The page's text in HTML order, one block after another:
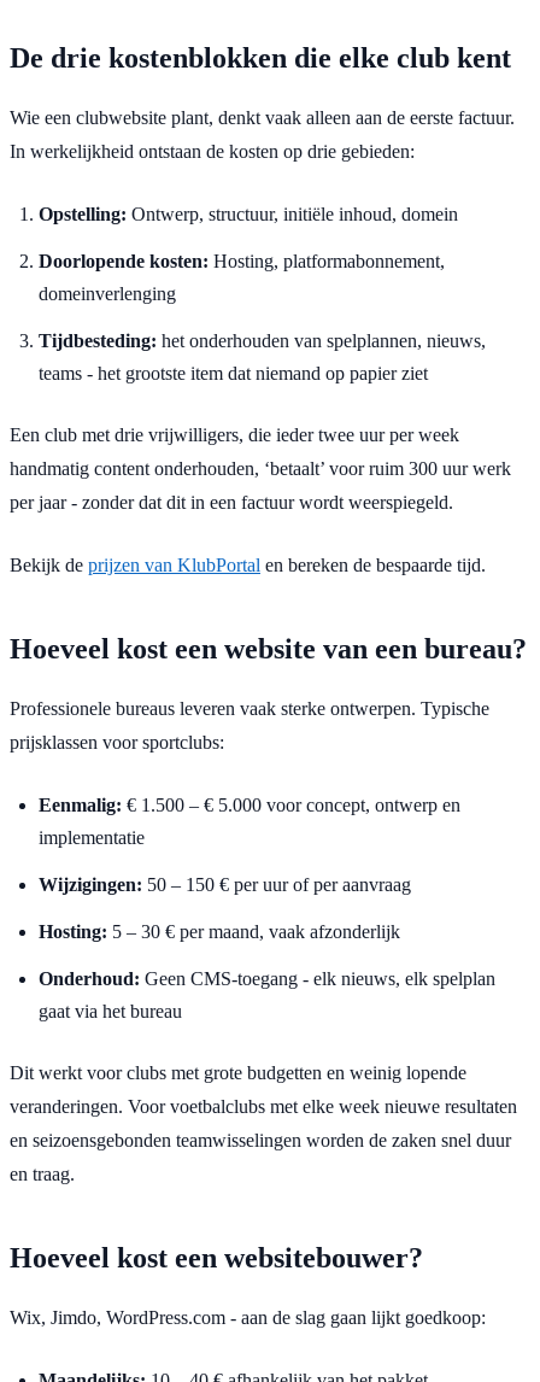
De drie kostenblokken die elke club kent
Wie een clubwebsite plant, denkt vaak alleen aan de eerste factuur.
In werkelijkheid ontstaan ​​de kosten op drie gebieden:
Opstelling: Ontwerp, structuur, initiële inhoud, domein
Doorlopende kosten: Hosting, platformabonnement,
domeinverlenging
Tijdbesteding: het onderhouden van spelplannen, nieuws,
teams - het grootste item dat niemand op papier ziet
Een club met drie vrijwilligers, die ieder twee uur per week
handmatig content onderhouden, ‘betaalt’ voor ruim 300 uur werk
per jaar - zonder dat dit in een factuur wordt weerspiegeld.
Bekijk de prijzen van KlubPortal en bereken de bespaarde tijd.
Hoeveel kost een website van een bureau?
Professionele bureaus leveren vaak sterke ontwerpen. Typische
prijsklassen voor sportclubs:
Eenmalig: € 1.500 – € 5.000 voor concept, ontwerp en
implementatie
Wijzigingen: 50 – 150 € per uur of per aanvraag
Hosting: 5 – 30 € per maand, vaak afzonderlijk
Onderhoud: Geen CMS-toegang - elk nieuws, elk spelplan
gaat via het bureau
Dit werkt voor clubs met grote budgetten en weinig lopende
veranderingen. Voor voetbalclubs met elke week nieuwe resultaten
en seizoensgebonden teamwisselingen worden de zaken snel duur
en traag.
Hoeveel kost een websitebouwer?
Wix, Jimdo, WordPress.com - aan de slag gaan lijkt goedkoop: